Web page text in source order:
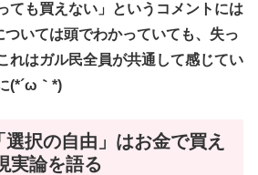
ても買えない」というコメントには
いては頭でわかっていても、失っ
はガル民全員が共通して感じてい
(*´ω｀*)
選択の自由」はお金で買え
実論を語る